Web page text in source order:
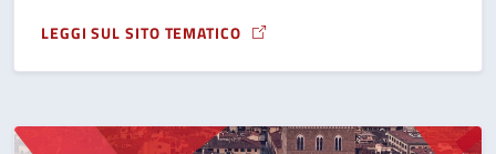
LEGGI SUL SITO TEMATICO
A PROPOSITO DI GIORNATA DELLA MEMORIA DEGLI